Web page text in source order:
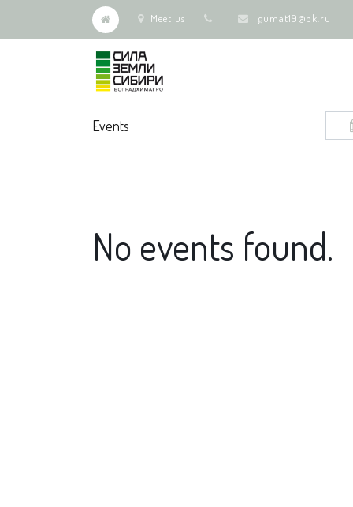
Meet us gumat19@bk.ru
Events
No events found.